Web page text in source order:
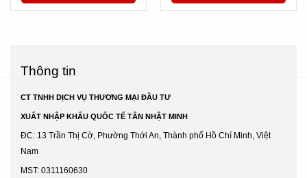
Thông tin
CT TNHH DỊCH VỤ THƯƠNG MẠI ĐẦU TƯ
XUẤT NHẬP KHẨU QUỐC TẾ TÂN NHẬT MINH
ĐC: 13 Trần Thị Cờ, Phường Thới An, Thành phố Hồ Chí Minh, Việt
Nam
MST: 0311160630